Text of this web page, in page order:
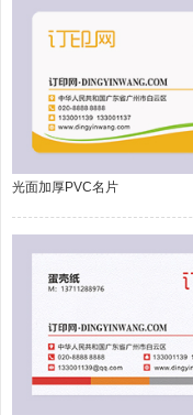
光面加厚PVC名片